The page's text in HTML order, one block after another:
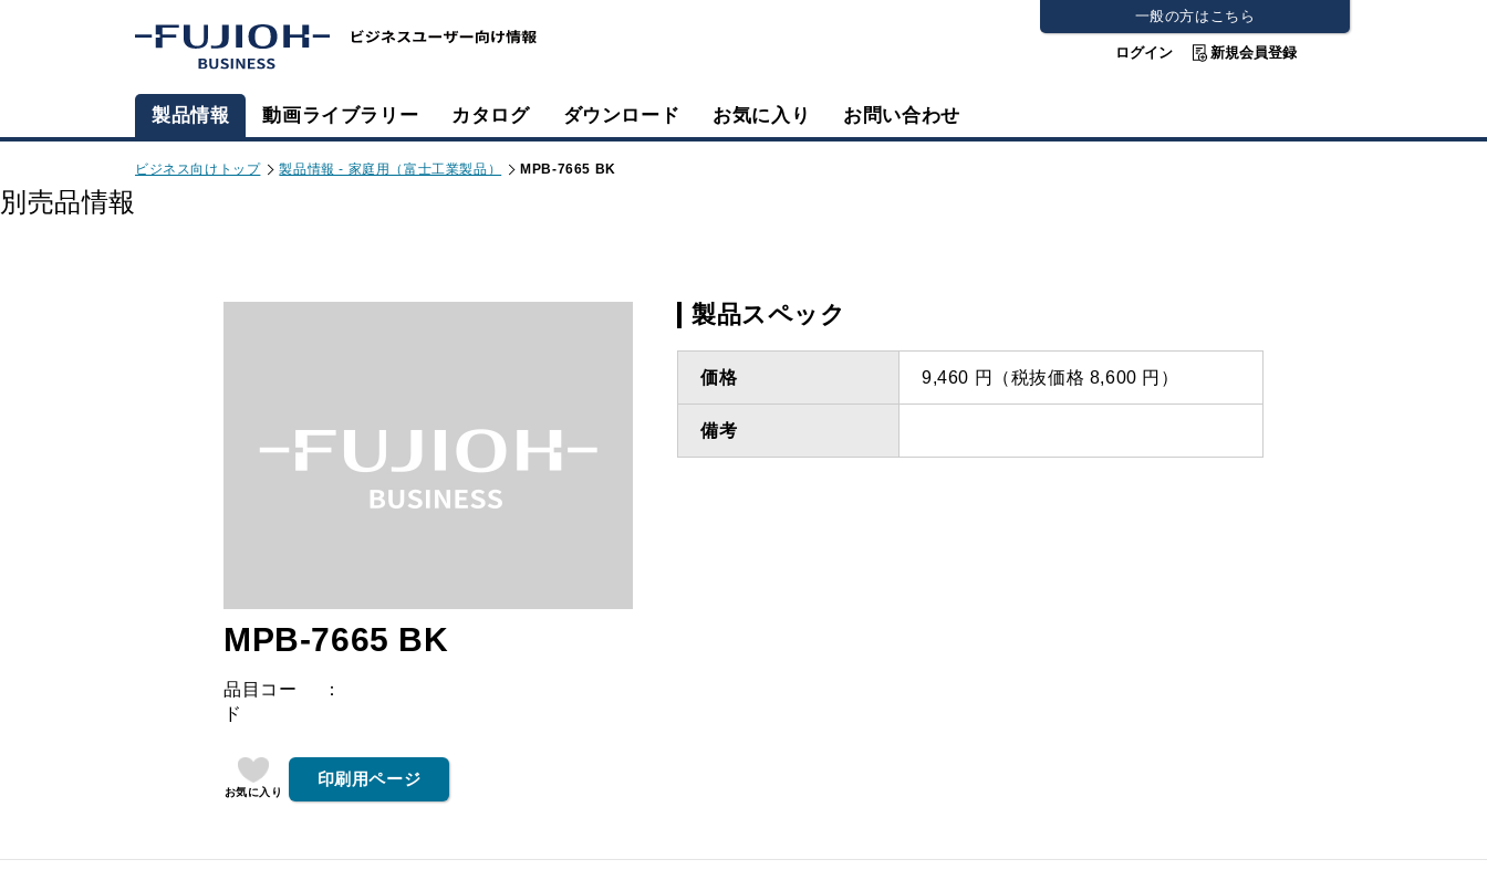
一般の方はこちら
ログイン 新規会員登録
製品情報 動画ライブラリー カタログ ダウンロード お気に入り お問い合わせ
ビジネス向けトップ 製品情報 - 家庭用（富士工業製品） MPB-7665 BK
別売品情報
MPB-7665 BK
品目コー
ド
お気に入り
印刷用ページ
製品スペック
価格 9,460 円（税抜価格 8,600 円）
備考